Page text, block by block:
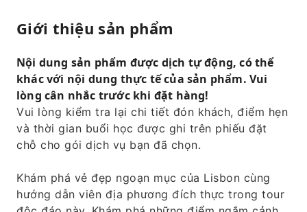
Giới thiệu sản phẩm
Nội dung sản phẩm được dịch tự động, có thể
khác với nội dung thực tế của sản phẩm. Vui
lòng cân nhắc trước khi đặt hàng!
Vui lòng kiểm tra lại chi tiết đón khách, điểm hẹn
và thời gian buổi học được ghi trên phiếu đặt
chỗ cho gói dịch vụ bạn đã chọn.
Khám phá vẻ đẹp ngoạn mục của Lisbon cùng
hướng dẫn viên địa phương đích thực trong tour